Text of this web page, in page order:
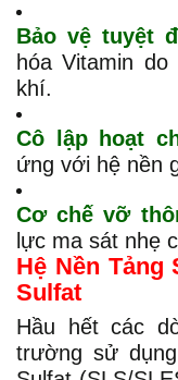
Bảo vệ tuyệt
hóa Vitamin
khí.
Cô lập hoạt
ứng với hệ nền
Cơ chế vỡ
lực ma sát nhẹ
Hệ Nền Tảng
Sulfat
Hầu hết các
trường sử